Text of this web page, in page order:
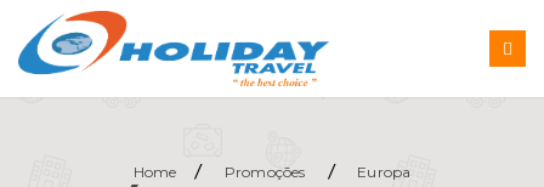
Home / Promoções / Europa